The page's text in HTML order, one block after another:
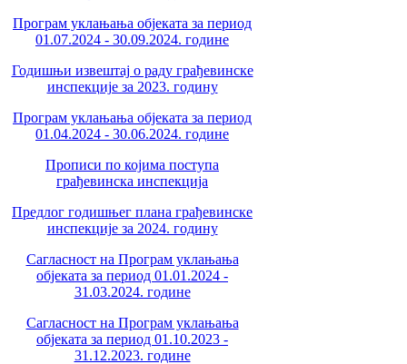
Програм уклањања објеката за период
01.07.2024 - 30.09.2024. године
Годишњи извештај о раду грађевинске
инспекције за 2023. годину
Програм уклањања објеката за период
01.04.2024 - 30.06.2024. године
Прописи по којима поступа
грађевинска инспекција
Предлог годишњег плана грађевинске
инспекције за 2024. годину
Сагласност на Програм уклањања
објеката за период 01.01.2024 -
31.03.2024. године
Сагласност на Програм уклањања
објеката за период 01.10.2023 -
31.12.2023. године